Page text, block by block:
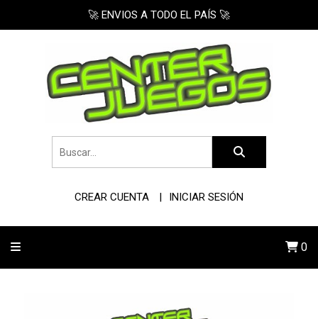
🚀 ENVIOS A TODO EL PAÍS 🚀
CREAR CUENTA INICIAR SESIÓN
0